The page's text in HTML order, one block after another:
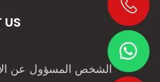
الشخص المسؤول عن